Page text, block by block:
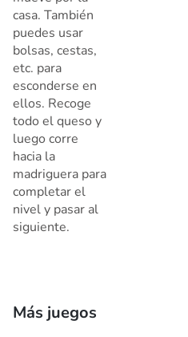
casa. También
puedes usar
bolsas, cestas,
etc. para
esconderse en
ellos. Recoge
todo el queso y
luego corre
hacia la
madriguera para
completar el
nivel y pasar al
siguiente.
Más juegos